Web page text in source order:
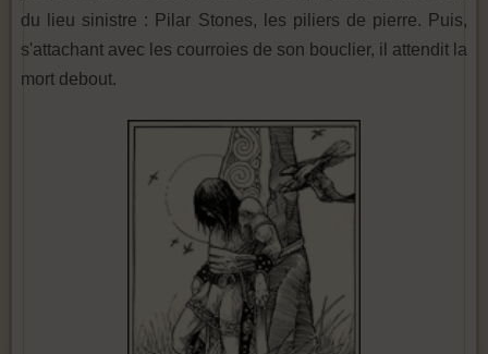
du lieu sinistre : Pilar Stones, les piliers de pierre. Puis,
s'attachant avec les courroies de son bouclier, il attendit la
mort debout.